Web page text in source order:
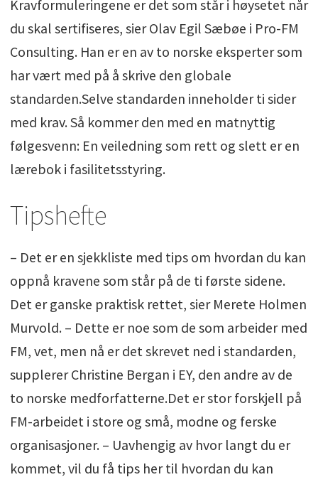
Kravformuleringene er det som står i høysetet når
du skal sertifiseres, sier Olav Egil Sæbøe i Pro-FM
Consulting. Han er en av to norske eksperter som
har vært med på å skrive den globale
standarden.Selve standarden inneholder ti sider
med krav. Så kommer den med en matnyttig
følgesvenn: En veiledning som rett og slett er en
lærebok i fasilitetsstyring.
Tipshefte
– Det er en sjekkliste med tips om hvordan du kan
oppnå kravene som står på de ti første sidene.
Det er ganske praktisk rettet, sier Merete Holmen
Murvold. – Dette er noe som de som arbeider med
FM, vet, men nå er det skrevet ned i standarden,
supplerer Christine Bergan i EY, den andre av de
to norske medforfatterne.Det er stor forskjell på
FM-arbeidet i store og små, modne og ferske
organisasjoner. – Uavhengig av hvor langt du er
kommet, vil du få tips her til hvordan du kan